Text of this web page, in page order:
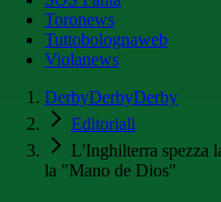
Toronews
Tuttobolognaweb
Violanews
DerbyDerbyDerby
Editoriali
L'Inghilterra spezza
la "Mano de Dios"